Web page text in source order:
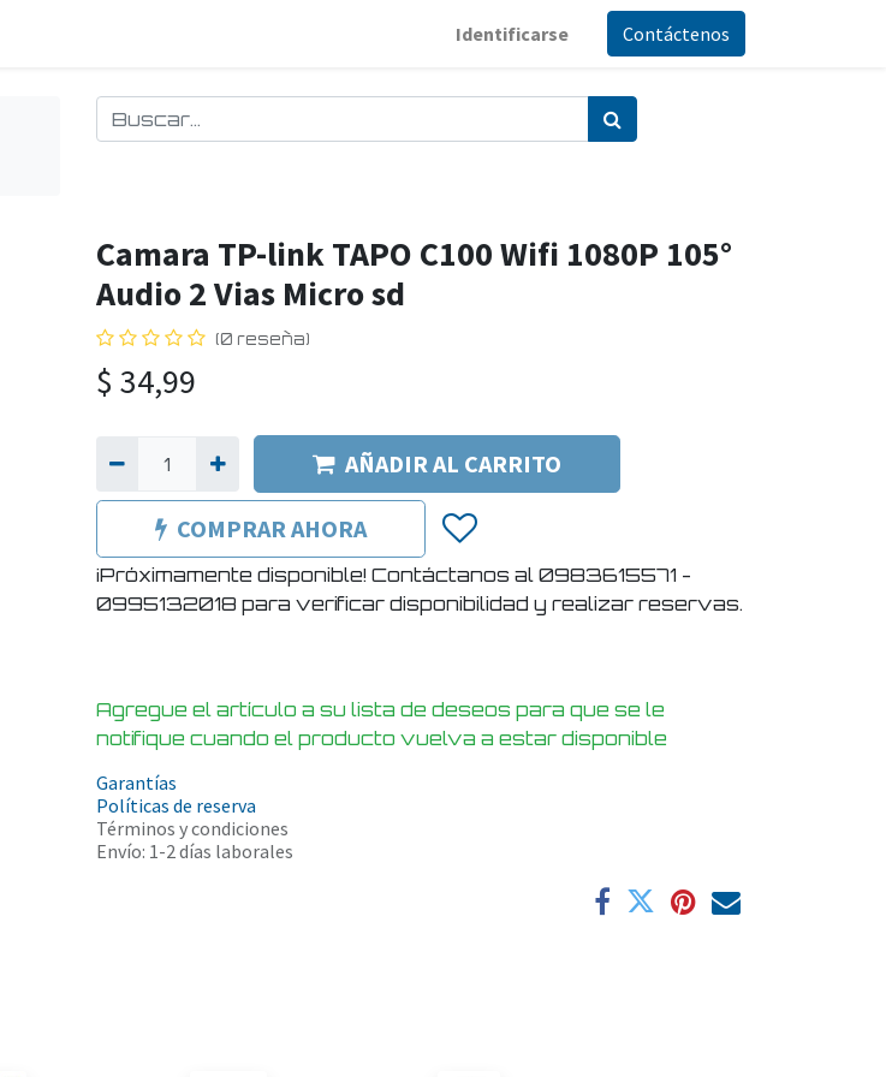
Identificarse Contáctenos
Camara TP-link TAPO C100 Wifi 1080P 105°
Audio 2 Vias Micro sd
(0 reseña)
$ 34,99
AÑADIR AL CARRITO
COMPRAR AHORA
¡Próximamente disponible! Contáctanos al 0983615571 -
0995132018 para verificar disponibilidad y realizar reservas.
Agregue el artículo a su lista de deseos para que se le
notifique cuando el producto vuelva a estar disponible
Garantías
Políticas de reserva
Términos y condiciones
Envío: 1-2 días laborales